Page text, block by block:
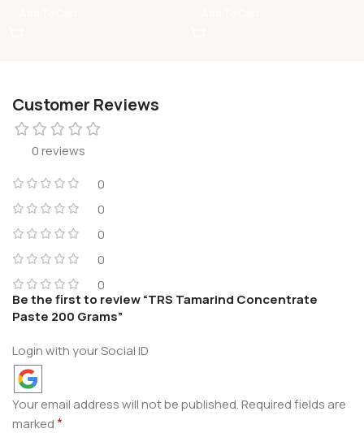
Customer Reviews
0 reviews
0
0
0
0
0
Be the first to review “TRS Tamarind Concentrate
Paste 200 Grams”
Login with your Social ID
Your email address will not be published.Required fields are
marked*